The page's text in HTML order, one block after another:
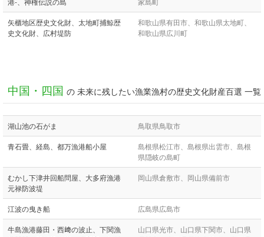
矢櫃地区歴史文化財、太地町捕鯨歴
史文化財、広村堤防
和歌山県有田市、和歌山県太地町、
和歌山県広川町
中国・四国 の 未来に残したい漁業漁村の歴史文化財産百選 一覧
湖山池の石がま 鳥取県鳥取市
青石畳、経島、都万漁港船小屋
島根県松江市、島根県出雲市、島根
県隠岐の島町
むかし下津井回船問屋、大多府漁港
元禄防波堤
岡山県倉敷市、岡山県備前市
江波の曳き船 広島県広島市
牛島漁港藤田・西﨑の波止、下関漁
山口県光市、山口県下関市、山口県